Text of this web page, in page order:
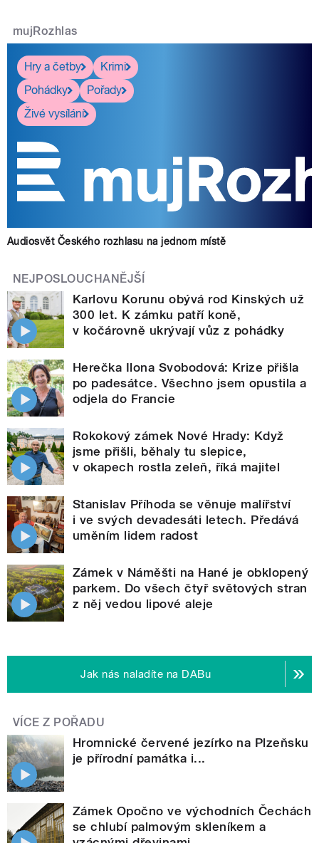
mujRozhlas
Hry a četby
Krimi
Pohádky
Pořady
Živé vysílání
Audiosvět Českého rozhlasu na jednom místě
NEJPOSLOUCHANĚJŠÍ
Karlovu Korunu obývá rod Kinských už
300 let. K zámku patří koně,
v kočárovně ukrývají vůz z pohádky
Herečka Ilona Svobodová: Krize přišla
po padesátce. Všechno jsem opustila a
odjela do Francie
Rokokový zámek Nové Hrady: Když
jsme přišli, běhaly tu slepice,
v okapech rostla zeleň, říká majitel
Stanislav Příhoda se věnuje malířství
i ve svých devadesáti letech. Předává
uměním lidem radost
Zámek v Náměšti na Hané je obklopený
parkem. Do všech čtyř světových stran
z něj vedou lipové aleje
Jak nás naladíte na DABu
VÍCE Z POŘADU
Hromnické červené jezírko na Plzeňsku
je přírodní památka i...
Zámek Opočno ve východních Čechách
se chlubí palmovým skleníkem a